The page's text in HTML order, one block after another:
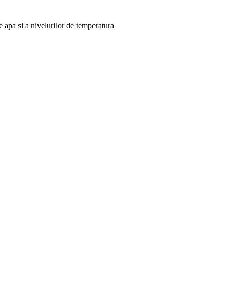
apa si a nivelurilor de temperatura